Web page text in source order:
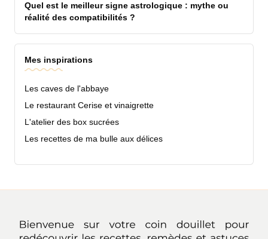
Quel est le meilleur signe astrologique : mythe ou
réalité des compatibilités ?
Mes inspirations
Les caves de l'abbaye
Le restaurant Cerise et vinaigrette
L'atelier des box sucrées
Les recettes de ma bulle aux délices